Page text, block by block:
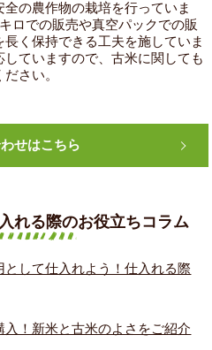
の農作物の栽培を行っていま
ロでの販売や真空パックでの販
く保持できる工夫を施していま
ていますので、古米に関しても
さい。
せはこちら
れる際のお役立ちコラム
して仕入れよう！仕入れる際
！新米と古米のよさをご紹介